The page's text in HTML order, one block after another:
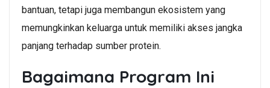
bantuan, tetapi juga membangun ekosistem yang
memungkinkan keluarga untuk memiliki akses jangka
panjang terhadap sumber protein.
Bagaimana Program Ini